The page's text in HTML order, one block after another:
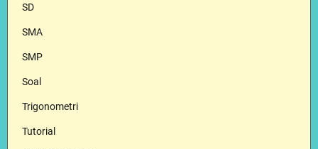
SD
SMA
SMP
Soal
Trigonometri
Tutorial